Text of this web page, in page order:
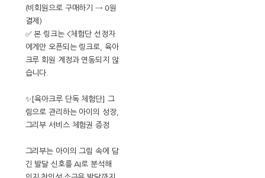
(비회원으로 구매하기 → 0원
결제)
✅ 본 링크는 <체험단 선정자
에게만 오픈되는 링크로, 육아
크루 회원 계정과 연동되지 않
습니다.
✨[육아크루 단독 체험단] 그
림으로 관리하는 아이의 성장,
그리부 서비스 체험권 증정
그리부는 아이의 그림 속에 담
긴 발달 신호를 AI로 분석해